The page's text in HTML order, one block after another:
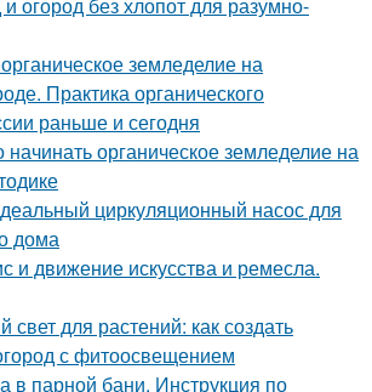
земледелие на
Практика органического
раньше и сегодня
начинать органическое земледелие на
циркуляционный насос для
дома
и движение искусства и ремесла.
свет для растений: как создать
с фитоосвещением
в парной бани. Инструкция по